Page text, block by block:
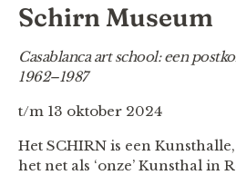
Schirn Museum
Casablanca art school: een
1962–1987
t/m 13 oktober 2024
Het SCHIRN is een
het net als ‘onze’ Kunsthal in